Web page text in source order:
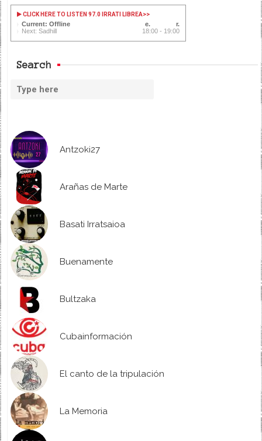
CLICK HERE TO LISTEN 97.0 IRRATI LIBREA>>
Current: Offline
Next: Sadhill
18:00 - 19:00
Search
Antzoki27
Arañas de Marte
Basati Irratsaioa
Buenamente
Bultzaka
Cubainformación
El canto de la tripulación
La Memoria